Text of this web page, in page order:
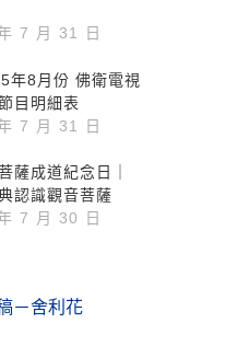
7 月 31 日
年8月份 佛衛電視
目明細表
7 月 31 日
薩成道紀念日｜
認識觀音菩薩
7 月 30 日
－舍利花